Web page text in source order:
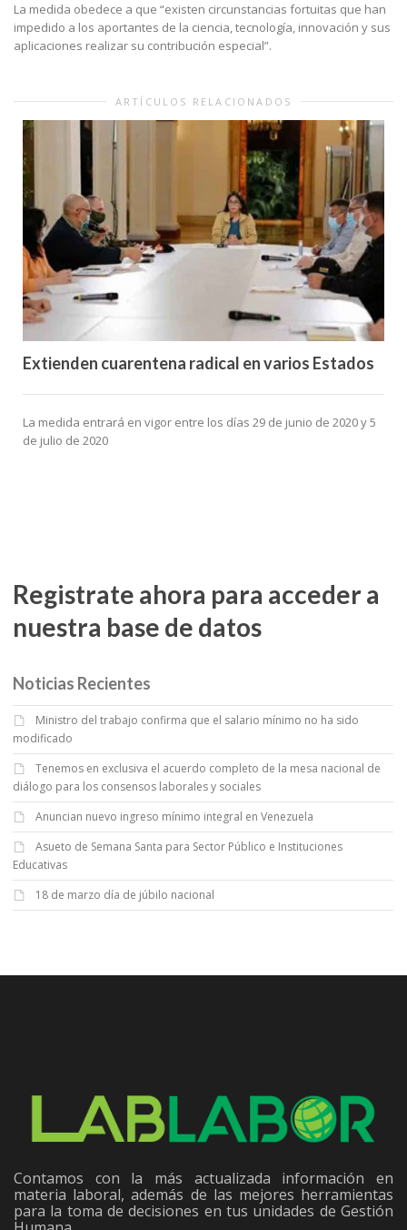
La medida obedece a que “existen circunstancias fortuitas que han
impedido a los aportantes de la ciencia, tecnología, innovación y sus
aplicaciones realizar su contribución especial”.
ARTÍCULOS RELACIONADOS
Extienden cuarentena radical en varios Estados
La medida entrará en vigor entre los días 29 de junio de 2020 y 5
de julio de 2020
Registrate ahora para acceder a
nuestra base de datos
Noticias Recientes
Ministro del trabajo confirma que el salario mínimo no ha sido
modificado
Tenemos en exclusiva el acuerdo completo de la mesa nacional de
diálogo para los consensos laborales y sociales
Anuncian nuevo ingreso mínimo integral en Venezuela
Asueto de Semana Santa para Sector Público e Instituciones
Educativas
18 de marzo día de júbilo nacional
Contamos con la más actualizada información en
materia laboral, además de las mejores herramientas
para la toma de decisiones en tus unidades de Gestión